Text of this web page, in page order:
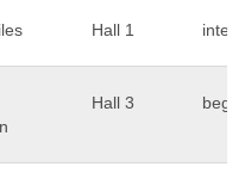
Hall 1
Hall 3